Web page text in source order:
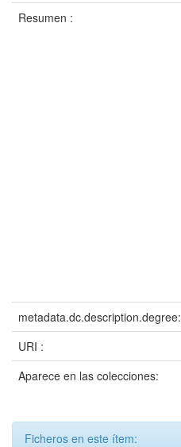
Resumen :
metadata.dc.description.degree:
URI :
Aparece en las colecciones:
Ficheros en este ítem: